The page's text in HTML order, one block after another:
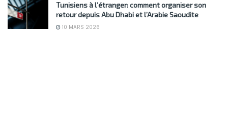
Tunisiens à l’étranger: comment organiser son
retour depuis Abu Dhabi et l’Arabie Saoudite
10 MARS 2026